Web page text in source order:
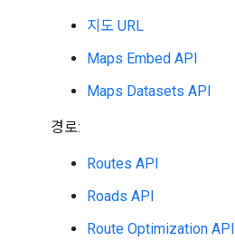
지도 URL
Maps Embed API
Maps Datasets API
경로:
Routes API
Roads API
Route Optimization API